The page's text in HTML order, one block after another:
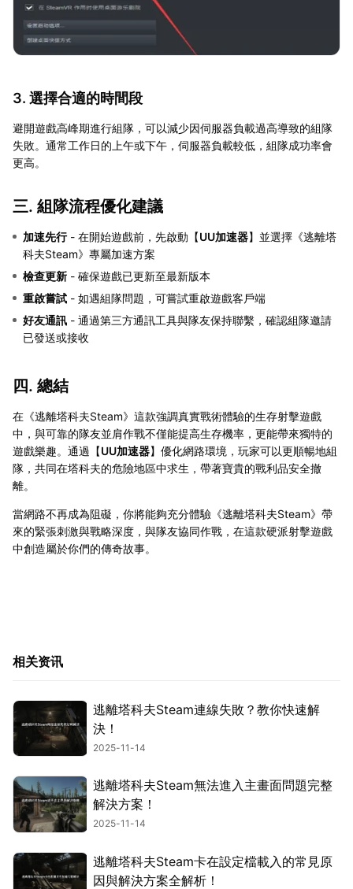
3. 選擇合適的時間段
避開遊戲高峰期進行組隊，可以減少因伺服器負載過高導致的組隊
失敗。通常工作日的上午或下午，伺服器負載較低，組隊成功率會
更高。
三. 組隊流程優化建議
加速先行- 在開始遊戲前，先啟動【UU加速器】並選擇《逃離塔
科夫Steam》專屬加速方案
檢查更新 - 確保遊戲已更新至最新版本
重啟嘗試 - 如遇組隊問題，可嘗試重啟遊戲客戶端
好友通訊 - 通過第三方通訊工具與隊友保持聯繫，確認組隊邀請
已發送或接收
四. 總結
在《逃離塔科夫Steam》這款強調真實戰術體驗的生存射擊遊戲
中，與可靠的隊友並肩作戰不僅能提高生存機率，更能帶來獨特的
遊戲樂趣。通過【UU加速器】優化網路環境，玩家可以更順暢地組
隊，共同在塔科夫的危險地區中求生，帶著寶貴的戰利品安全撤
離。
當網路不再成為阻礙，你將能夠充分體驗《逃離塔科夫Steam》帶
來的緊張刺激與戰略深度，與隊友協同作戰，在這款硬派射擊遊戲
中創造屬於你們的傳奇故事。
相关资讯
逃離塔科夫Steam連線失敗？教你快速解
決！
2025-11-14
逃離塔科夫Steam無法進入主畫面問題完整
解決方案！
2025-11-14
逃離塔科夫Steam卡在設定檔載入的常見原
因與解決方案全解析！